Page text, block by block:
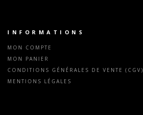
INFORMATIONS
MON COMPTE
MON PANIER
CONDITIONS GÉNÉRALES DE VENTE (CGV)
MENTIONS LÉGALES